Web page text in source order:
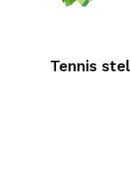
Tennis